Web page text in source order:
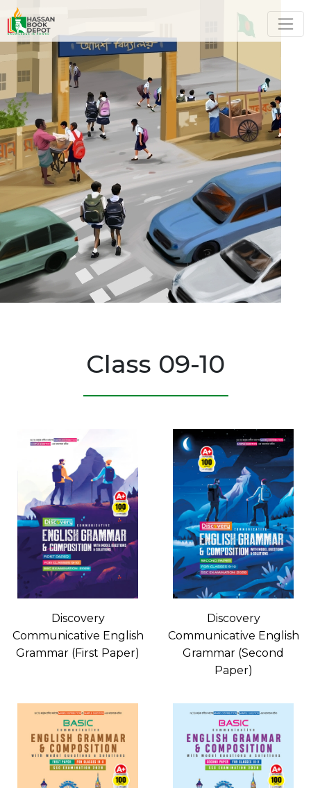
Class 09-10
Discovery
Communicative English
Grammar (First Paper)
Discovery
Communicative English
Grammar (Second
Paper)